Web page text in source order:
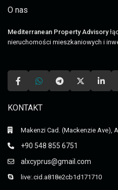
O nas
Mediterranean Property Advisory
nieruchomości mieszkaniowych i
KONTAKT
Makenzi Cad. (Mackenzie Ave),
+90 548 855 6751
alxcyprus@gmail.com
live:.cid.a818e2cb1d171710